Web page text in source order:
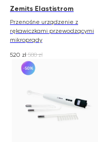
Zemits Elastistrom
Przenośne urządzenie z
rękawiczkami przewodzącymi
mikroprądy
520 zł 588 zł